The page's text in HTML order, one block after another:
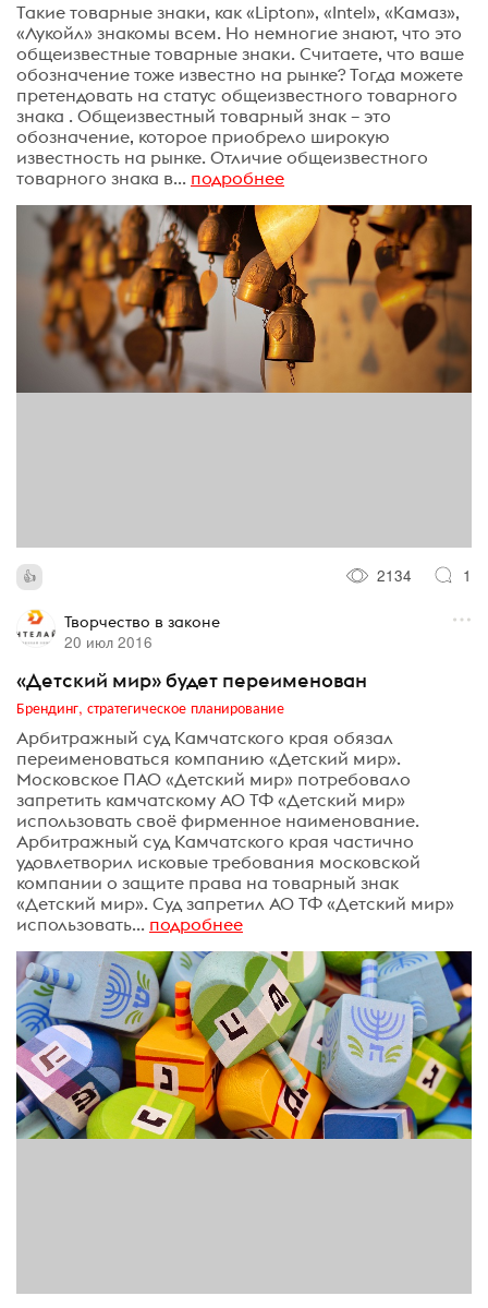
Такие товарные знаки, как «Lipton», «Intel», «Камаз»,
«Лукойл» знакомы всем. Но немногие знают, что это
общеизвестные товарные знаки. Считаете, что ваше
обозначение тоже известно на рынке? Тогда можете
претендовать на статус общеизвестного товарного
знака . Общеизвестный товарный знак – это
обозначение, которое приобрело широкую
известность на рынке. Отличие общеизвестного
товарного знака в... подробнее
2134 1
Творчество в законе
20 июл 2016
«Детский мир» будет переименован
Брендинг, стратегическое планирование
Арбитражный суд Камчатского края обязал
переименоваться компанию «Детский мир».
Московское ПАО «Детский мир» потребовало
запретить камчатскому АО ТФ «Детский мир»
использовать своё фирменное наименование.
Арбитражный суд Камчатского края частично
удовлетворил исковые требования московской
компании о защите права на товарный знак
«Детский мир». Суд запретил АО ТФ «Детский мир»
использовать... подробнее